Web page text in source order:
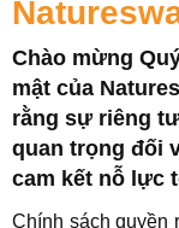
Chào mừng
mật của
rằng sự riêng
quan trọng đối
cam kết nỗ lực
Chính sách quyền